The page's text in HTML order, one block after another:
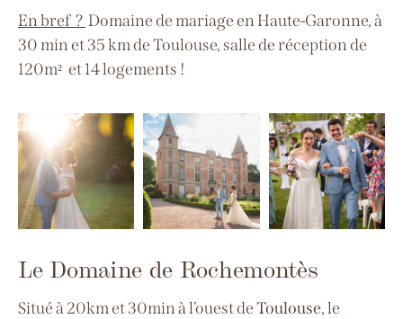
En bref ? Domaine de mariage en Haute-Garonne, à
30 min et 35 km de Toulouse, salle de réception de
120m² et 14 logements !
Le Domaine de Rochemontès
Situé à 20km et 30min à l’ouest deToulouse, le